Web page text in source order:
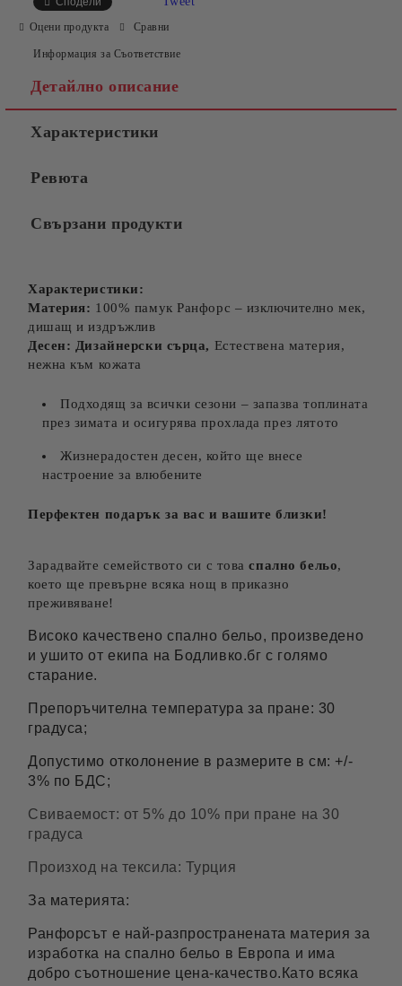
Ние ще се свържем с вас в рамките на работния ден.
Оцени продукта Сравни
Информация за Съответствие
Детайлно описание
Характеристики
Ревюта
Свързани продукти
Характеристики:
Материя: 100% памук Ранфорс – изключително мек,
дишащ и издръжлив
Десен: Дизайнерски сърца, Естествена материя,
нежна към кожата
Подходящ за всички сезони – запазва топлината
през зимата и осигурява прохлада през лятото
Жизнерадостен десен, който ще внесе
настроение за влюбените
Перфектен подарък за вас и вашите близки!
Зарадвайте семейството си с товаспално бельо,
което ще превърне всяка нощ в приказно
преживяване!
Високо качествено спално бельо, произведено
и ушито от екипа на Бодливко.бг с голямо
старание.
Препоръчителна температура за пране: 30
градуса;
Допустимо отколонение в размерите в см: +/-
3% по БДС;
Свиваемост: от 5% до 10% при пране на 30
градуса
Произход на тексила: Турция
За материята:
Ранфорсът е най-разпространената материя за
изработка на спално бельо в Европа и има
добро съотношение цена-качество.Като всяка